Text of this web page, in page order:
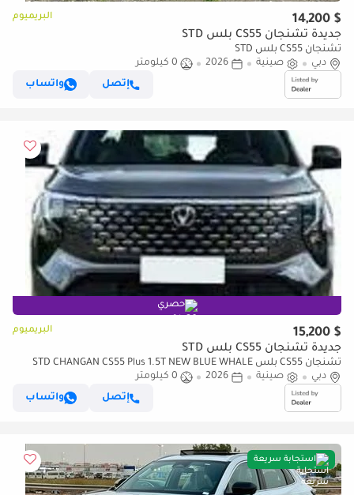
$ 14,200 البريميوم
جديدة تشنجان CS55 بلس STD
تشنجان CS55 بلس STD
دبي
صينية 2026
0 كيلومتر
إتصل
واتساب
حصري
$ 15,200 البريميوم
جديدة تشنجان CS55 بلس STD
تشنجان CS55 بلس STD CHANGAN CS55 Plus 1.5T NEW BLUE WHALE
2026دبي صينية 2026
0 كيلومتر
إتصل
واتساب
استجابة سريعة